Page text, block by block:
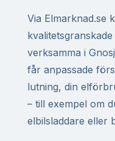
Via Elmarknad.se
verksamma i
får anpassade
lutning, din
– till exempel om
elbilsladdare eller